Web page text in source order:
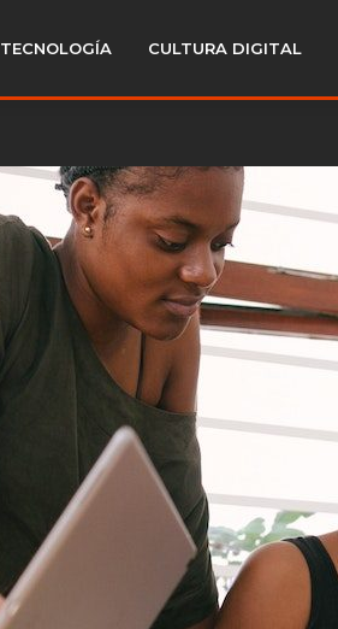
TECNOLOGÍA CULTURA DIGITAL